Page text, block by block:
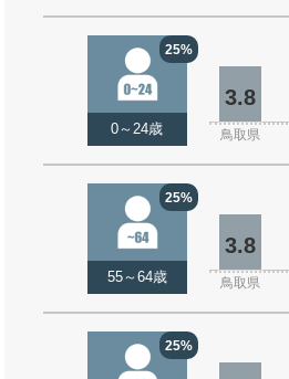
25%
0～24歳
3.8
鳥取県
25%
55～64歳
3.8
鳥取県
25%